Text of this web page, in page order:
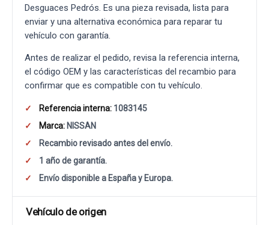
Desguaces Pedrós. Es una pieza revisada, lista para
enviar y una alternativa económica para reparar tu
vehículo con garantía.
Antes de realizar el pedido, revisa la referencia interna,
el código OEM y las características del recambio para
confirmar que es compatible con tu vehículo.
Referencia interna: 1083145
Marca: NISSAN
Recambio revisado antes del envío.
1 año de garantía.
Envío disponible a España y Europa.
Vehículo de origen